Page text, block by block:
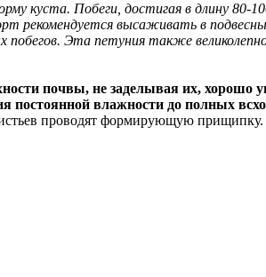
куста. Побеги, достигая в длину
высаживать в
Эта петуния также
почвы, не заделывая их,
постоянной влажности до полных
проводят формирующую прищипку.